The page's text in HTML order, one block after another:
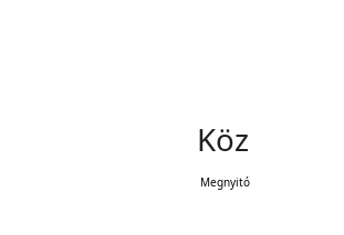
Köz
Megnyitó